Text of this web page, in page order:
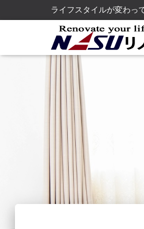
ライフスタイルが変わっ